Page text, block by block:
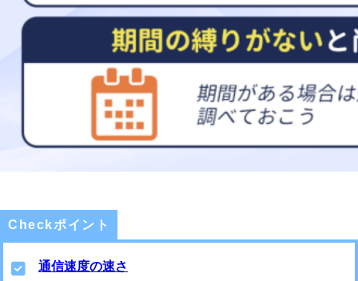
Checkポイント
通信速度の速さ